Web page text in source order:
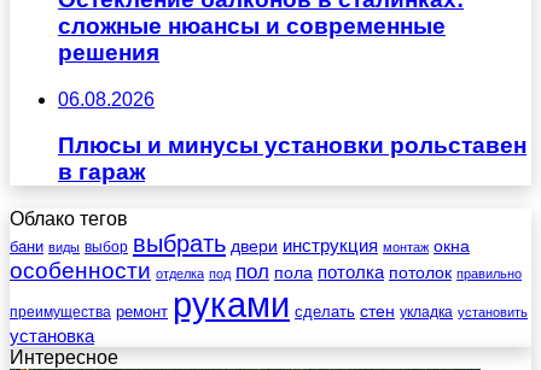
сложные нюансы и современные
решения
06.08.2026
Плюсы и минусы установки рольставен
в гараж
Облако тегов
бани виды выбор выбрать двери инструкция монтаж окна
особенности отделка под пол пола потолка потолок правильно
преимущества ремонт руками сделать стен укладка установить
установка
Интересное